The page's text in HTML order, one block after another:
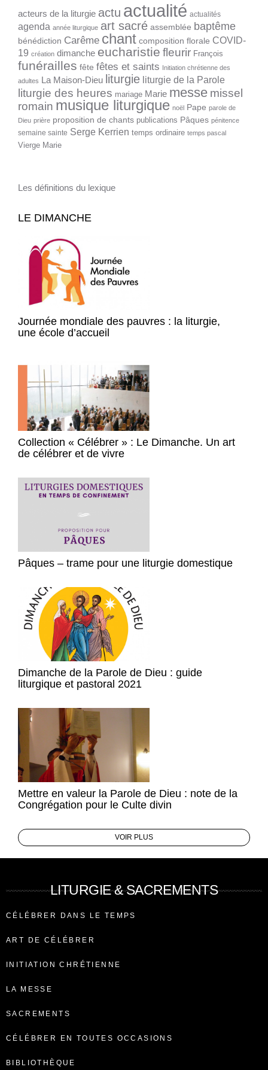
acteurs de la liturgie actu actualité actualités
agenda année liturgique art sacré assemblée baptême
bénédiction Carême chant composition florale COVID-
19 création dimanche eucharistie fleurir François
funérailles fête fêtes et saints
Initiation chrétienne des
adultes La Maison-Dieu liturgie liturgie de la Parole
liturgie des heures mariage Marie messe missel
romain musique liturgique noël Pape parole de
Dieu prière proposition de chants publications Pâques pénitence
semaine sainte Serge Kerrien temps ordinaire temps pascal
Vierge Marie
Les définitions du lexique
LE DIMANCHE
Journée mondiale des pauvres : la liturgie,
une école d’accueil
Collection « Célébrer » : Le Dimanche. Un art
de célébrer et de vivre
Pâques – trame pour une liturgie domestique
Dimanche de la Parole de Dieu : guide
liturgique et pastoral 2021
Mettre en valeur la Parole de Dieu : note de la
Congrégation pour le Culte divin
VOIR PLUS
LITURGIE & SACREMENTS
CÉLÉBRER DANS LE TEMPS
ART DE CÉLÉBRER
INITIATION CHRÉTIENNE
LA MESSE
SACREMENTS
CÉLÉBRER EN TOUTES OCCASIONS
BIBLIOTHÈQUE